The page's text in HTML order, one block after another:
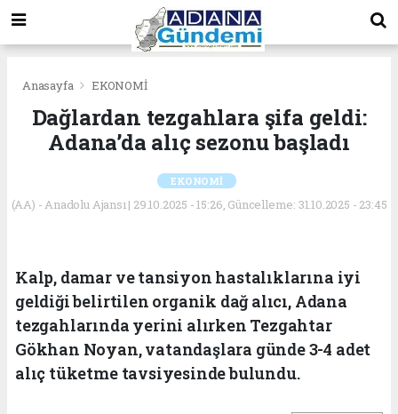
Anasayfa EKONOMİ
Dağlardan tezgahlara şifa geldi:
Adana’da alıç sezonu başladı
EKONOMİ
(AA) - Anadolu Ajansı | 29.10.2025 - 15:26, Güncelleme: 31.10.2025 - 23:45
Kalp, damar ve tansiyon hastalıklarına iyi
geldiği belirtilen organik dağ alıcı, Adana
tezgahlarında yerini alırken Tezgahtar
Gökhan Noyan, vatandaşlara günde 3-4 adet
alıç tüketme tavsiyesinde bulundu.